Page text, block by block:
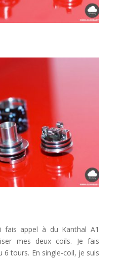
fais appel à du Kanthal A1
mes deux coils. Je fais
6 tours. En single-coil, je suis